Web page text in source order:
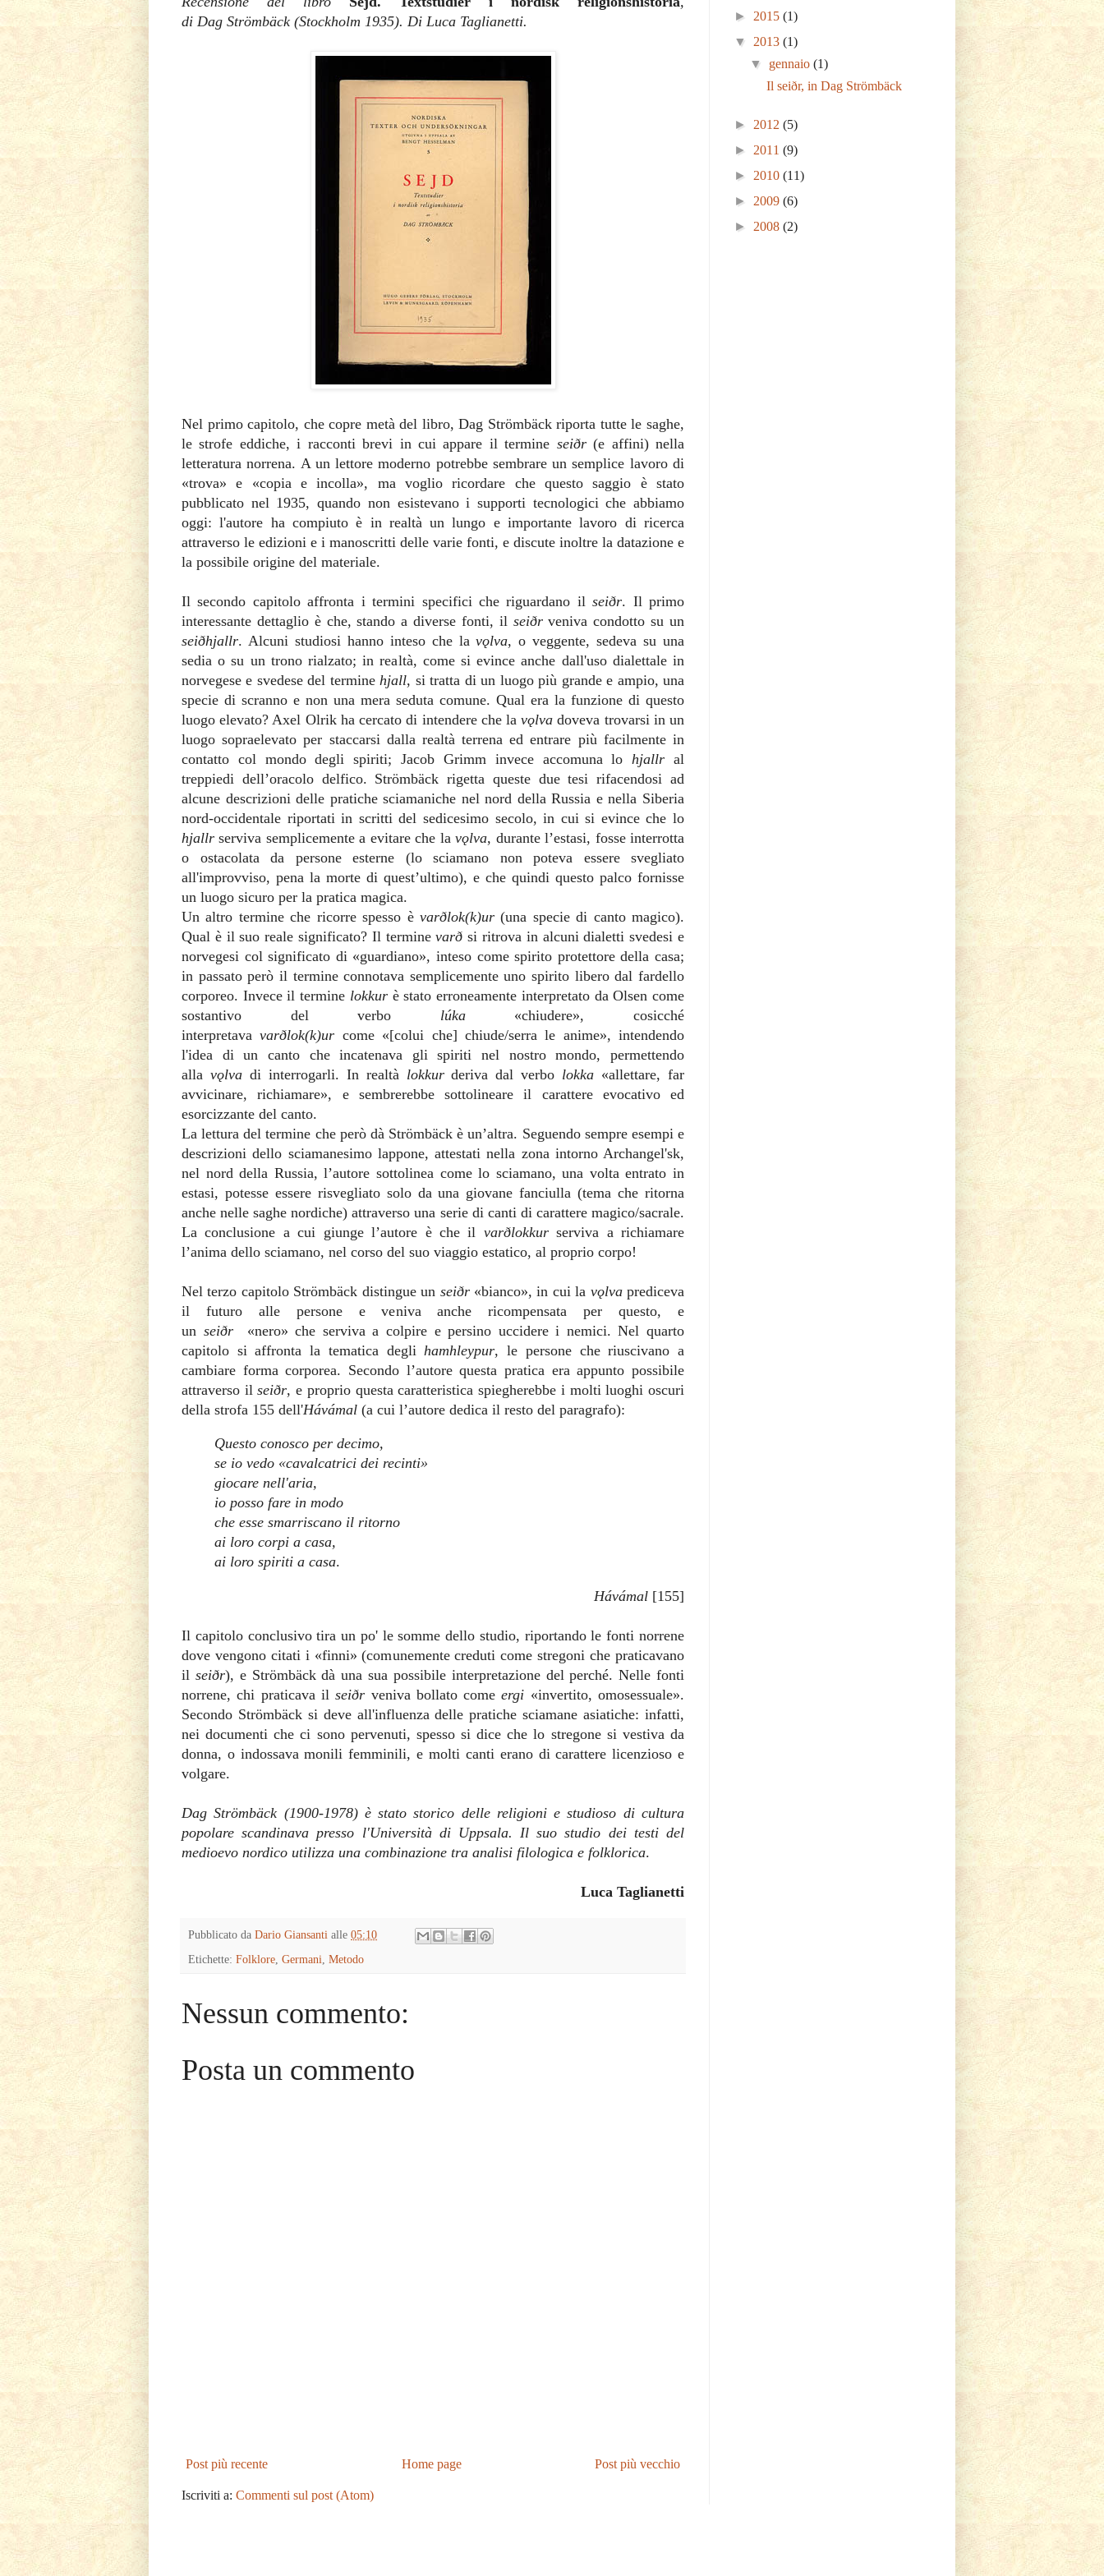
di Dag Strömbäck (Stockholm 1935). Di Luca Taglianetti.
Nel primo capitolo, che copre metà del libro, Dag Strömbäck riporta tutte le saghe,
le strofe eddiche, i racconti brevi in cui appare il termine seiðr(e affini) nella
letteratura norrena. A un lettore moderno potrebbe sembrare un semplice lavoro di
«trova» e «copia e incolla», ma voglio ricordare che questo saggio è stato
pubblicato nel 1935, quando non esistevano i supporti tecnologici che abbiamo
oggi: l'autore ha compiuto è in realtà un lungo e importante lavoro di ricerca
attraverso le edizioni e i manoscritti delle varie fonti, e discute inoltre la datazione e
la possibile origine del materiale.
Il secondo capitolo affronta i termini specifici che riguardano ilseiðr. Il primo
interessante dettaglio è che, stando a diverse fonti, il seiðrveniva condotto su un
seiðhjallr. Alcuni studiosi hanno inteso che lavǫlva, o veggente, sedeva su una
sedia o su un trono rialzato; in realtà, come si evince anche dall'uso dialettale in
norvegese e svedese del termine hjall, si tratta di un luogo più grande e ampio, una
specie di scranno e non una mera seduta comune. Qual era la funzione di questo
luogo elevato? Axel Olrik ha cercato di intendere che lavǫlva doveva trovarsi in un
luogo sopraelevato per staccarsi dalla realtà terrena ed entrare più facilmente in
contatto col mondo degli spiriti; Jacob Grimm invece accomuna lo hjallral
treppiedi dell’oracolo delfico. Strömbäck rigetta queste due tesi rifacendosi ad
alcune descrizioni delle pratiche sciamaniche nel nord della Russia e nella Siberia
nord-occidentale riportati in scritti del sedicesimo secolo, in cui si evince che lo
hjallrserviva semplicemente a evitare che lavǫlva, durante l’estasi, fosse interrotta
o ostacolata da persone esterne (lo sciamano non poteva essere svegliato
all'improvviso, pena la morte di quest’ultimo), e che quindi questo palco fornisse
un luogo sicuro per la pratica magica.
Un altro termine che ricorre spesso è varðlok(k)ur(una specie di canto magico).
Qual è il suo reale significato? Il terminevarðsi ritrova in alcuni dialetti svedesi e
norvegesi col significato di «guardiano», inteso come spirito protettore della casa;
in passato però il termine connotava semplicemente uno spirito libero dal fardello
corporeo. Invece il termine lokkur è stato erroneamente interpretato da Olsen come
sostantivo del verbo lúka «chiudere», cosicché
interpretavavarðlok(k)ur come «[colui che] chiude/serra le anime», intendendo
l'idea di un canto che incatenava gli spiriti nel nostro mondo, permettendo
alla vǫlvadi interrogarli. In realtà lokkurderiva dal verbo lokka «allettare, far
avvicinare, richiamare», e sembrerebbe sottolineare il carattere evocativo ed
esorcizzante del canto.
La lettura del termine che però dà Strömbäck è un’altra. Seguendo sempre esempi e
descrizioni dello sciamanesimo lappone, attestati nella zona intorno Archangel'sk,
nel nord della Russia, l’autore sottolinea come lo sciamano, una volta entrato in
estasi, potesse essere risvegliato solo da una giovane fanciulla (tema che ritorna
anche nelle saghe nordiche) attraverso una serie di canti di carattere magico/sacrale.
La conclusione a cui giunge l’autore è che il varðlokkurserviva a richiamare
l’anima dello sciamano, nel corso del suo viaggio estatico, al proprio corpo!
Nel terzo capitolo Strömbäck distingue un seiðr «bianco», in cui la vǫlvaprediceva
il futuro alle persone e veniva anche ricompensata per questo, e
un seiðr
«nero» che serviva a colpire e persino uccidere i nemici. Nel quarto
capitolo si affronta la tematica degli hamhleypur, le persone che riuscivano a
cambiare forma corporea. Secondo l’autore questa pratica era appunto possibile
attraverso ilseiðr, e proprio questa caratteristica spiegherebbe i molti luoghi oscuri
della strofa 155 dell'Hávámal (a cui l’autore dedica il resto del paragrafo):
Questo conosco per decimo,
se io vedo «cavalcatrici dei recinti»
giocare nell'aria,
io posso fare in modo
che esse smarriscano il ritorno
ai loro corpi a casa,
ai loro spiriti a casa.
Hávámal [155]
Il capitolo conclusivo tira un po' le somme dello studio, riportando le fonti norrene
dove vengono citati i «finni» (comunemente creduti come stregoni che praticavano
il seiðr), e Strömbäck dà una sua possibile interpretazione del perché. Nelle fonti
norrene, chi praticava ilseiðr veniva bollato comeergi «invertito, omosessuale».
Secondo Strömbäck si deve all'influenza delle pratiche sciamane asiatiche: infatti,
nei documenti che ci sono pervenuti, spesso si dice che lo stregone si vestiva da
donna, o indossava monili femminili, e molti canti erano di carattere licenzioso e
volgare.
Dag Strömbäck (1900-1978) è stato storico delle religioni e studioso di cultura
popolare scandinava presso l'Università di Uppsala. Il suo studio dei testi del
medioevo nordico utilizza una combinazione tra analisi filologica e folklorica.
Luca Taglianetti
Pubblicato da Dario Giansanti alle 05:10
Etichette: Folklore Germani Metodo
Nessun commento:
Posta un commento
Post più recente Post più vecchio
Home page
Iscriviti a: Commenti sul post (Atom)
► 2015 (1)
▼ 2013 (1)
▼ gennaio(1)
Il seiðr, in Dag Strömbäck
► 2012 (5)
► 2011 (9)
► 2010 (11)
► 2009 (6)
► 2008 (2)